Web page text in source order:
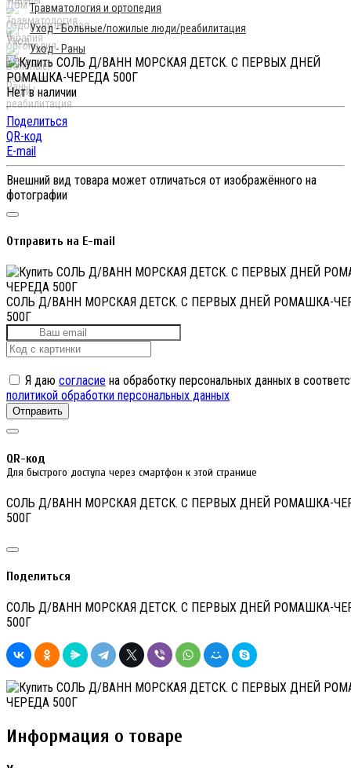
Травматология и ортопедия
Уход - Больные/пожилые люди/реабилитация
Уход - Раны
Нет в наличии
Поделиться
QR-код
E-mail
Внешний вид товара может отличаться от изображённого на
фотографии
Отправить на E-mail
СОЛЬ Д/ВАНН МОРСКАЯ ДЕТСК. С ПЕРВЫХ ДНЕЙ РОМАШКА-
500Г
Я даю согласие на обработку персональных данных в
политикой обработки персональных данных
Отправить
QR-код
Для быстрого доступа через смартфон к этой странице
СОЛЬ Д/ВАНН МОРСКАЯ ДЕТСК. С ПЕРВЫХ ДНЕЙ РОМАШКА-
500Г
Поделиться
СОЛЬ Д/ВАНН МОРСКАЯ ДЕТСК. С ПЕРВЫХ ДНЕЙ РОМАШКА-
500Г
Информация о товаре